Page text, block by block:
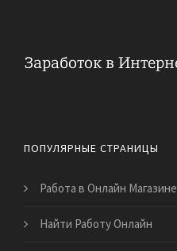
ПОПУЛЯРНЫЕ СТРАНИЦЫ
Работа в Онлайн Магазине
Найти Работу Онлайн